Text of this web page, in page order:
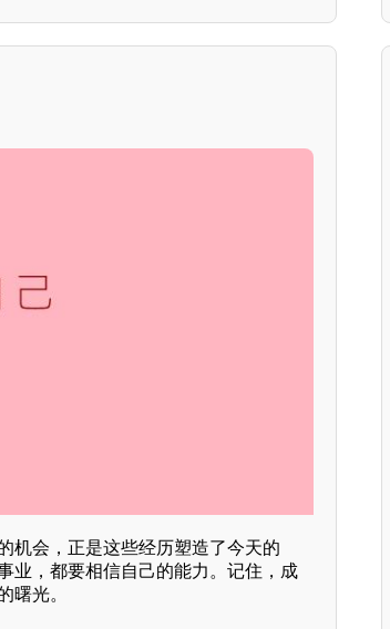
机会，正是这些经历塑造了今天的
业，都要相信自己的能力。记住，成
曙光。